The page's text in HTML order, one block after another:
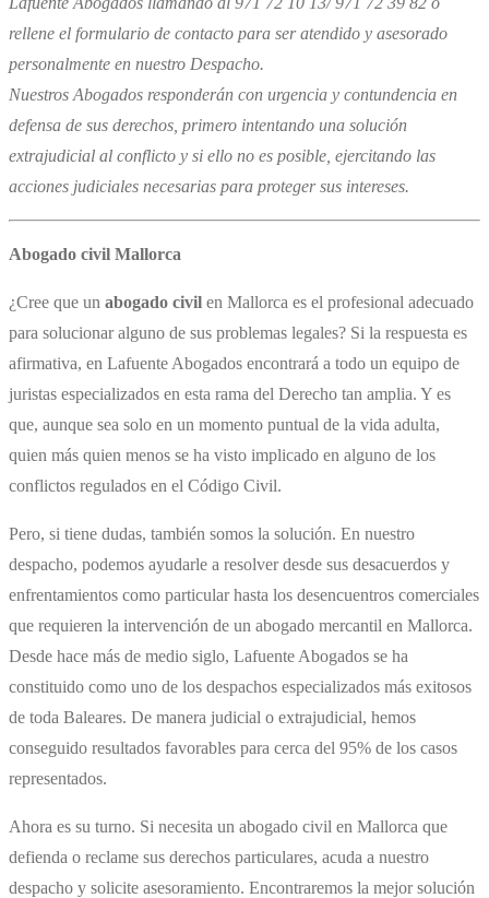
rellene el formulario de contacto para ser atendido y asesorado
personalmente en nuestro Despacho.
Nuestros Abogados responderán con urgencia y contundencia en
defensa de sus derechos, primero intentando una solución
extrajudicial al conflicto y si ello no es posible, ejercitando las
acciones judiciales necesarias para proteger sus intereses.
Abogado civil Mallorca
¿Cree que un ​abogado civil en Mallorca es el profesional adecuado
para solucionar alguno de sus problemas legales? Si la respuesta es
afirmativa, en Lafuente Abogados encontrará a todo un equipo de
juristas especializados en esta rama del Derecho tan amplia. Y es
que, aunque sea solo en un momento puntual de la vida adulta,
quien más quien menos se ha visto implicado en alguno de los
conflictos regulados en el Código Civil.
Pero, si tiene dudas, también somos la solución. En nuestro
despacho, podemos ayudarle a resolver desde sus desacuerdos y
enfrentamientos como particular hasta los desencuentros comerciales
que requieren la intervención de un ​abogado mercantil en Mallorca​.
Desde hace más de medio siglo, Lafuente Abogados se ha
constituido como uno de los despachos especializados más exitosos
de toda Baleares. De manera judicial o extrajudicial, hemos
conseguido resultados favorables para cerca del 95% de los casos
representados.
Ahora es su turno. Si necesita un ​abogado civil en Mallorca que
defienda o reclame sus derechos particulares, acuda a nuestro
despacho y solicite asesoramiento. Encontraremos la mejor solución